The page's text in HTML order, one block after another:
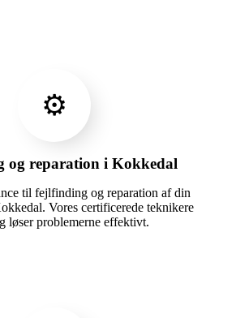
⚙️
og reparation i Kokkedal
til fejlfinding og reparation af din
Vores certificerede teknikere
løser problemerne effektivt.